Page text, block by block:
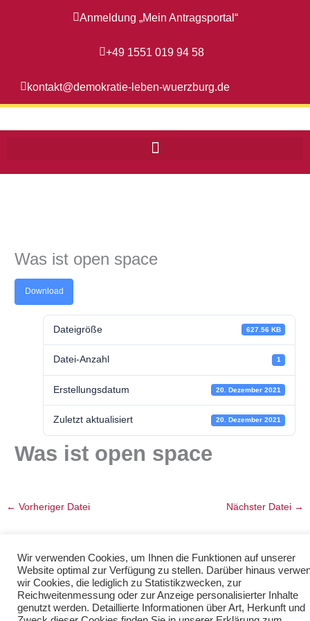
kontakt@demokratie-leben-wuerzburg.de
+49 1551 019 94 58
Anmeldung „Mein Antragsportal“
Was ist open space
Download
Dateigröße 627.56 KB
Datei-Anzahl 1
Erstellungsdatum 20. Dezember 2021
Zuletzt aktualisiert 20. Dezember 2021
Was ist open space
← Vorheriger Datei Nächster Datei →
Wir verwenden Cookies, um Ihnen die Funktionen auf unserer
Website optimal zur Verfügung zu stellen. Darüber hinaus
wir Cookies, die lediglich zu Statistikzwecken, zur
Reichweitenmessung oder zur Anzeige personalisierter Inhalte
genutzt werden. Detaillierte Informationen über Art, Herkunft und